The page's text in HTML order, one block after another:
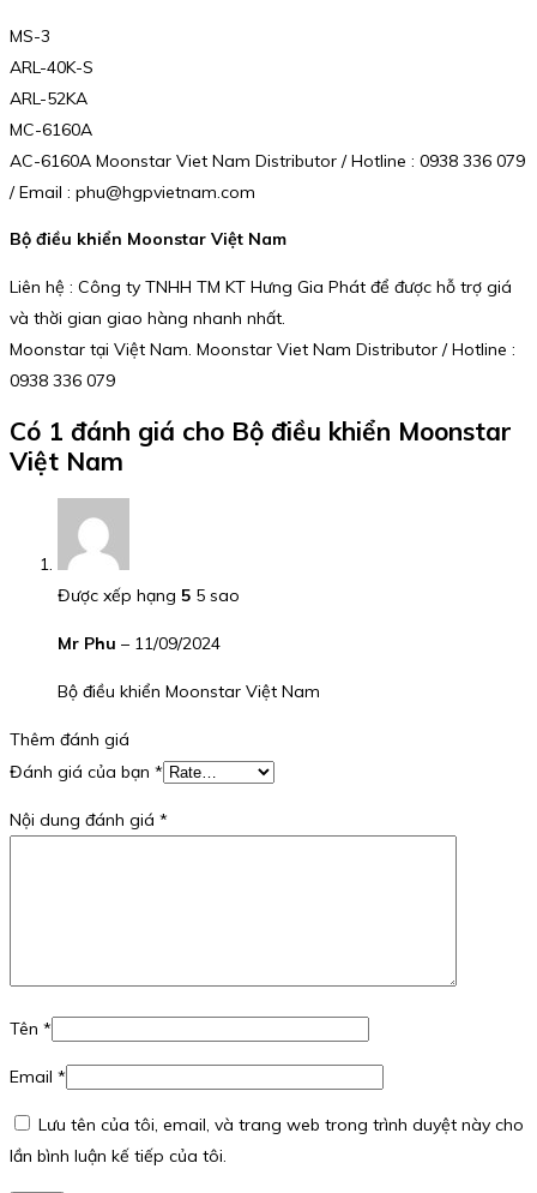
MS-3
ARL-40K-S
ARL-52KA
MC-6160A
AC-6160A Moonstar Viet Nam Distributor / Hotline : 0938 336 079
/ Email : phu@hgpvietnam.com
Bộ điều khiển Moonstar Việt Nam
Liên hệ : Công ty TNHH TM KT Hưng Gia Phát để được hỗ trợ giá
và thời gian giao hàng nhanh nhất.
Moonstar tại Việt Nam. Moonstar Viet Nam Distributor / Hotline :
0938 336 079
Có 1 đánh giá cho Bộ điều khiển Moonstar
Việt Nam
Được xếp hạng 5 5 sao
Mr Phu – 11/09/2024
Bộ điều khiển Moonstar Việt Nam
Thêm đánh giá
Đánh giá của bạn *
Nội dung đánh giá *
Tên *
Email *
Lưu tên của tôi, email, và trang web trong trình duyệt này cho
lần bình luận kế tiếp của tôi.